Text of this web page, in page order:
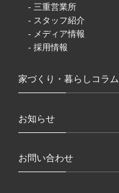
- 三重営業所
- スタッフ紹介
- メディア情報
- 採用情報
家づくり・暮らしコラム
お知らせ
お問い合わせ